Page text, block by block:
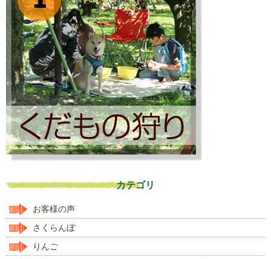
カテゴリ
お客様の声
さくらんぼ
りんご